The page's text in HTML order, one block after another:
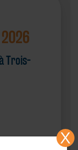
2026
Trois-
X